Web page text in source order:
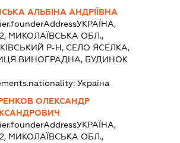
АЛЬБІНА АНДРІЇВНА
УКРАЇНА,
МИКОЛАЇВСЬКА ОБЛ.,
Р-Н, СЕЛО ЯСЕЛКА,
ВИНОГРАДНА, БУДИНОК
Україна
ОЛЕКСАНДР
УКРАЇНА,
МИКОЛАЇВСЬКА ОБЛ.,